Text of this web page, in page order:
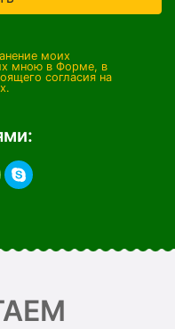
моих
мною в Форме, в
согласия на